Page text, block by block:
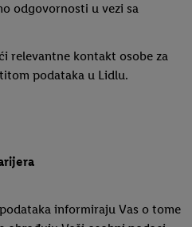
odgovornosti u vezi sa
relevantne kontakt osobe za
podataka u Lidlu.
informiraju Vas o tome